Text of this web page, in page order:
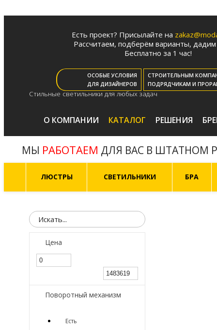
Есть проект? Присылайте на
Рассчитаем, подберём варианты, дадим
Бесплатно за 1 час!
ОСОБЫЕ УСЛОВИЯ
ДЛЯ ДИЗАЙНЕРОВ
СТРОИТЕЛЬНЫМ
ПОДРЯДЧИКАМ И
Стильные светильники для любых задач
О КОМПАНИИ КАТАЛОГ РЕШЕНИЯ
МЫ РАБОТАЕМ ДЛЯ ВАС В ШТАТНОМ
ЛЮСТРЫ СВЕТИЛЬНИКИ БРА
Цена
Поворотный механизм
Есть